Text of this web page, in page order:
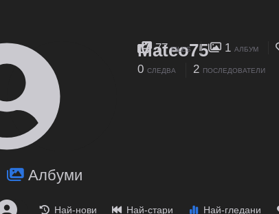
Mateo75
0 СЛЕДВА 2 ПОСЛЕДОВАТЕЛИ
77 FILES 1 АЛБУМ
Албуми
Най-нови Най-стари Най-гледани